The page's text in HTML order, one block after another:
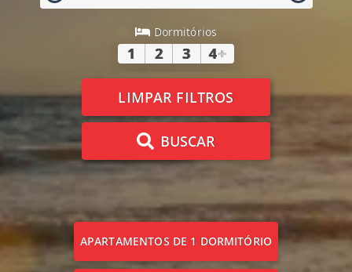
Dormitórios
1 2 3 4+
LIMPAR FILTROS
BUSCAR
APARTAMENTOS DE 1 DORMITÓRIO